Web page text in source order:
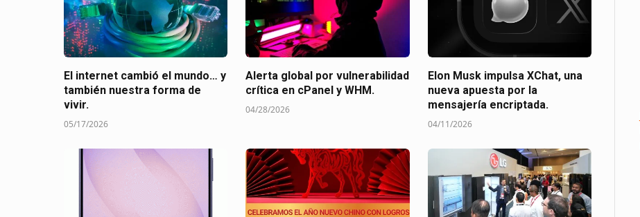
El internet cambió el mundo… y
también nuestra forma de
vivir.
05/17/2026
Alerta global por vulnerabilidad
crítica en cPanel y WHM.
04/28/2026
Elon Musk impulsa XChat, una
nueva apuesta por la
mensajería encriptada.
04/11/2026